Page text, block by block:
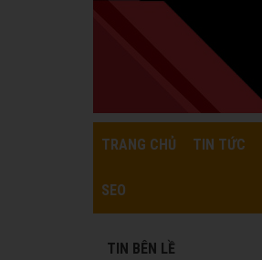
TRANG CHỦ TIN TỨC
SEO
TIN BÊN LỀ